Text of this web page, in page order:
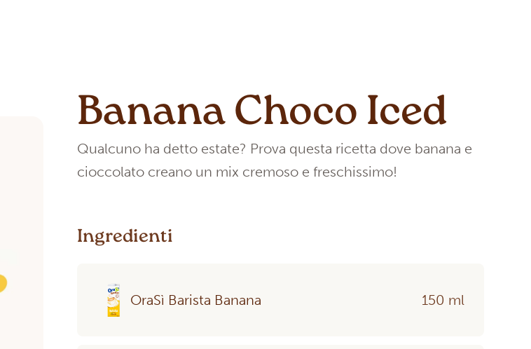
Banana Choco Iced
Qualcuno ha detto estate? Prova questa ricetta dove banana e
cioccolato creano un mix cremoso e freschissimo!
Ingredienti
OraSì Barista Banana 150 ml